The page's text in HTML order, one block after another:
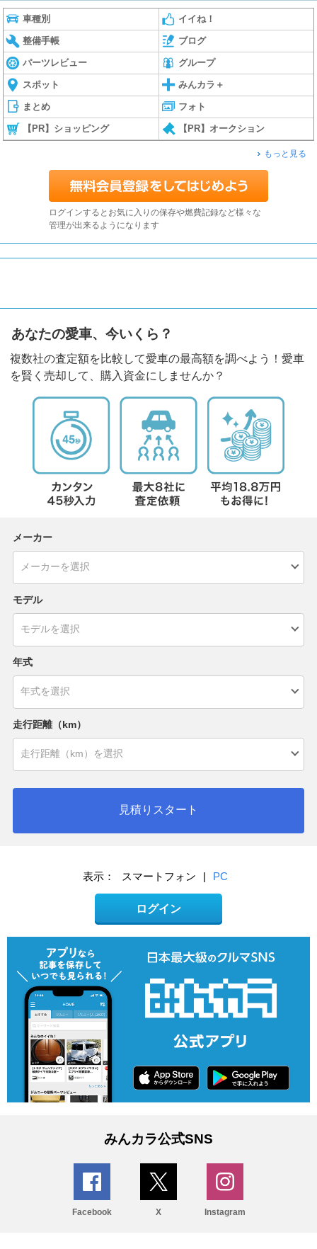
車種別 イイね！
整備手帳 ブログ
パーツレビュー グループ
スポット みんカラ＋
まとめ フォト
【PR】ショッピング 【PR】オークション
もっと見る
ログインするとお気に入りの保存や燃費記録など様々な
管理が出来るようになります
あなたの愛車、今いくら？
複数社の査定額を比較して愛車の最高額を調べよう！愛車
を賢く売却して、購入資金にしませんか？
メーカー
モデル
年式
走行距離（km）
見積りスタート
表示： スマートフォン | PC
ログイン
みんカラ公式SNS
Facebook X Instagram